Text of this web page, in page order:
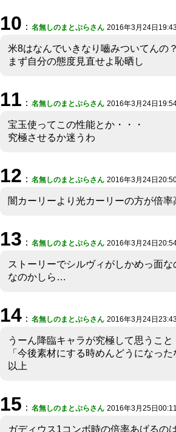
10 ： 名無しのまとぷらさん 2016年3月24日
米8はなんでいきなり嚙みついてんの？
まず自分の態度見直せよ恥晒し
11 ： 名無しのまとぷらさん 2016年3月24日
宝玉使ってこの性能とか・・・
究極させるか迷うわ
12 ： 名無しのまとぷらさん 2016年3月24日
闇カーリーより光カーリーの方が倍率
13 ： 名無しのまとぷらさん 2016年3月24日
ストーリーでシルヴィがしかめっ面
なのかしら…
14 ： 名無しのまとぷらさん 2016年3月24日
うーん降臨キャラが究極して思うこと
「今後素材にする時めんどうになった
以上
15 ： 名無しのまとぷらさん 2016年3月25日
ガディウス1コンボ時の倍率あげるの